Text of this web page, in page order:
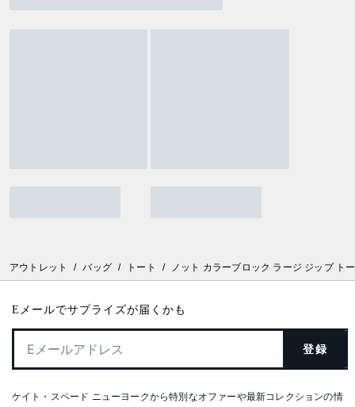
アウトレット / バッグ / トート / ノット カラーブロック ラージ ジップ ト
Eメールでサプライズが届くかも
登録
ケイト・スペード ニューヨークから特別なオファーや最新コレクションの情